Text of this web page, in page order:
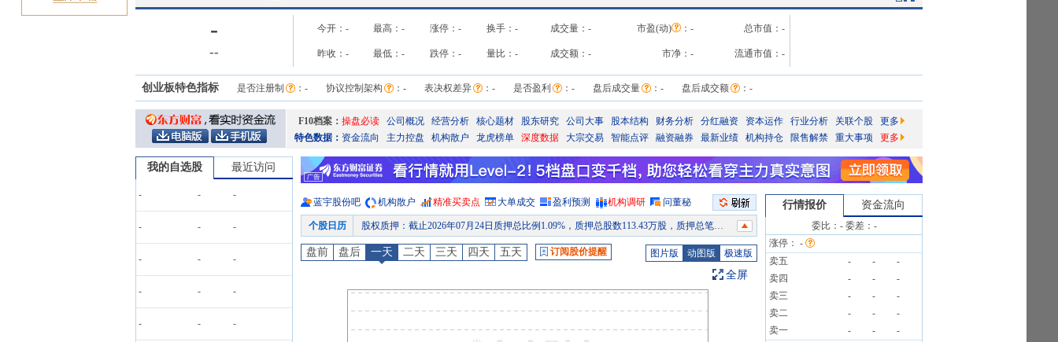
-
--
今开： - 最高： - 涨停： - 换手： - 成交量： - 市盈(动) ： - 总市值： -
昨收： - 最低： - 跌停： - 量比： - 成交额： - 市净： - 流通市值： -
创业板特色指标 是否注册制 ： - 协议控制架构 ： - 表决权差异 ： - 是否盈利 ： - 盘后成交量 ： - 盘后成交额 ： -
F10档案： 操盘必读 公司概况 经营分析 核心题材 股东研究 公司大事 股本结构 财务分析 分红融资 资本运作 行业分析 关联个股
更多
特色数据： 资金流向 主力控盘 机构散户 龙虎榜单 深度数据 大宗交易 智能点评 融资融券 最新业绩 机构持仓 限售解禁 重大事项 更多
我的自选股 最近访问
- - -
- - -
- - -
- - -
- - -
蓝宇股份吧 机构散户 精准买卖点 大单成交 盈利预测 机构调研 问董秘
个股日历 股权质押 ： 截止2026年07月24日质押总比例1.09%，质押总股数113.43万股，质押总笔数1笔
股权质押：截止2026年07月17日质押总比例1.09%，质押总股数113.43万股，质押总笔数1笔
股权质押
截止2026年07月10日质押总比例1.09%，质押总股数113.43万股，质押总笔数1笔
股权质押：截止2026年07月03日质押总比例1.09%，质押总股数113.43万股，质押总笔数1笔
股权质押 ：截止2026年06月18日质押总比例1.09%，质押总股数113.43万股，质押总笔数1笔
盘前 盘后 一天 二天 三天 四天 五天 订阅股价提醒 图片版 动图版 极速版
全屏
行情报价 资金流向
委比： -委差： -
涨停： -
卖五
- -
-
卖四
- -
-
卖三
- -
-
卖二
- -
-
卖一
- -
-